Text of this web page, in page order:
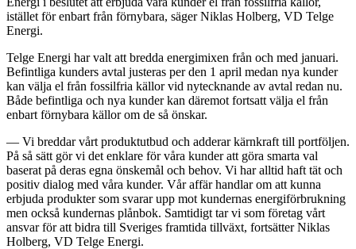
istället för enbart från förnybara, säger Niklas Holberg, VD Telge
Energi.
Telge Energi har valt att bredda energimixen från och med januari.
Befintliga kunders avtal justeras per den 1 april medan nya kunder
kan välja el från fossilfria källor vid nytecknande av avtal redan nu.
Både befintliga och nya kunder kan däremot fortsatt välja el från
enbart förnybara källor om de så önskar.
— Vi breddar vårt produktutbud och adderar kärnkraft till portföljen.
På så sätt gör vi det enklare för våra kunder att göra smarta val
baserat på deras egna önskemål och behov. Vi har alltid haft tät och
positiv dialog med våra kunder. Vår affär handlar om att kunna
erbjuda produkter som svarar upp mot kundernas energiförbrukning
men också kundernas plånbok. Samtidigt tar vi som företag vårt
ansvar för att bidra till Sveriges framtida tillväxt, fortsätter Niklas
Holberg, VD Telge Energi.